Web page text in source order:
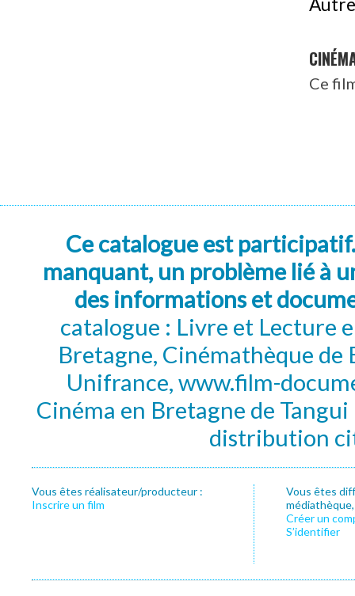
Autre
Ce
Ce catalogue est
manquant, un problème lié à
des informations et
catalogue : Livre et Lecture
Bretagne, Cinémathèque de
Unifrance, www.film-
Cinéma en Bretagne de
distribution
Vous êtes réalisateur/producteur :
Inscrire un film
Vous êtes
Créer un
S’identifier